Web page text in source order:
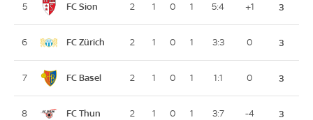
5 FC Sion 2 1 0 1 5:4 +1 3
6 FC Zürich 2 1 0 1 3:3 0 3
7 FC Basel 2 1 0 1 1:1 0 3
8 FC Thun 2 1 0 1 3:7 -4 3